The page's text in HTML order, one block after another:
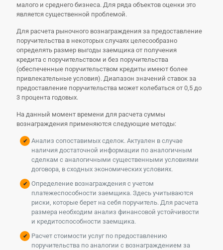
малого и среднего бизнеса. Для ряда объектов оценки это
является существенной проблемой.
Для расчета рыночного вознаграждения за предоставление
поручительства в некоторых случаях целесообразно
определять размер выгоды заемщика от получения
кредита с поручительством и без поручительства
(обеспеченные поручительством кредиты имеют более
привлекательные условия). Диапазон значений ставок за
предоставление поручительства может колебаться от 0,5 до
3 процента годовых.
На данный момент времени для расчета суммы
вознаграждения применяются следующие методы:
Анализ сопоставимых сделок. Актуален в случае
наличия достаточной информации по аналогичным
сделкам с аналогичными существенными условиями
договора, в сходных экономических условиях.
Определение вознаграждения с учетом
платежеспособности заемщика. Здесь учитываются
риски, которые берет на себя поручитель. Для расчета
размера необходим анализ финансовой устойчивости
и кредитоспособности заемщика.
Расчет стоимости услуг по предоставлению
поручительства по аналогии с вознаграждением за